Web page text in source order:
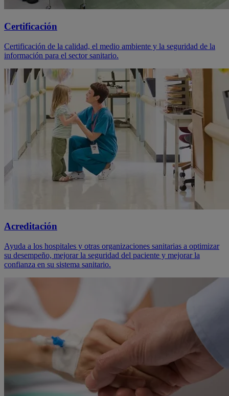
Certificación
Certificación de la calidad, el medio ambiente y la seguridad de la
información para el sector sanitario.
Acreditación
Ayuda a los hospitales y otras organizaciones sanitarias a optimizar
su desempeño, mejorar la seguridad del paciente y mejorar la
confianza en su sistema sanitario.